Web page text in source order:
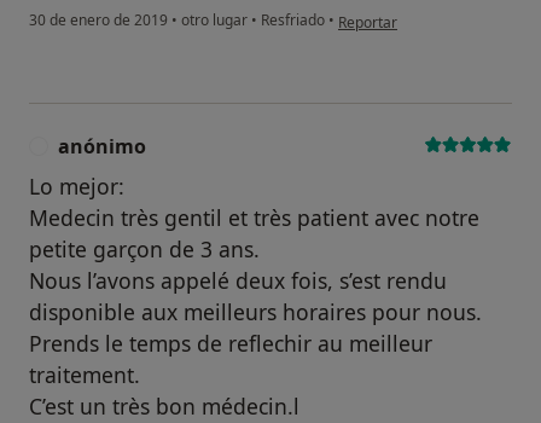
30 de enero de 2019 • otro lugar • Resfriado • en opinión del usuario
Reportar
anónimo
Lo mejor:
Medecin très gentil et très patient avec notre
petite garçon de 3 ans.
Nous l’avons appelé deux fois, s’est rendu
disponible aux meilleurs horaires pour nous.
Prends le temps de reflechir au meilleur
traitement.
C’est un très bon médecin.l
Sí, una vez